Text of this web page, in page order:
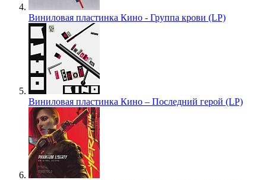
Виниловая пластинка Кино - Группа крови (LP)
Виниловая пластинка Кино – Последний герой (LP)